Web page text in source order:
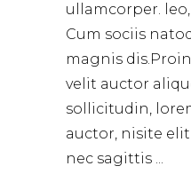
ullamcorper.
Cum sociis
magnis
velit auctor
sollicitudin,
auctor, nisite
nec sagittis